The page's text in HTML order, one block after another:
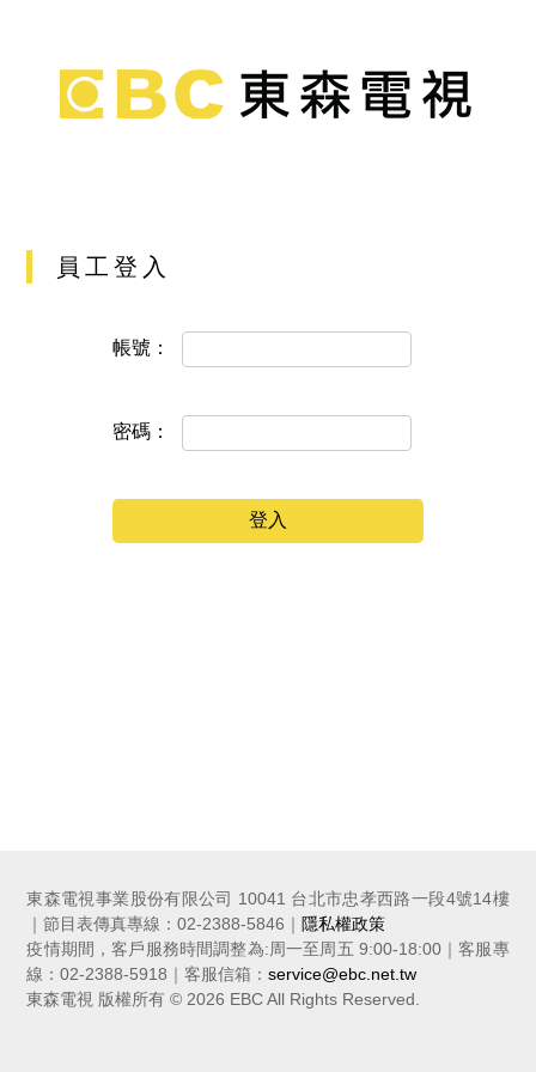
員工登入
帳號：
密碼：
登入
東森電視事業股份有限公司 10041 台北市忠孝西路一段4號14樓
｜節目表傳真專線：02-2388-5846｜ 隱私權政策
疫情期間，客戶服務時間調整為:周一至周五 9:00-18:00｜客服專
線：02-2388-5918｜客服信箱：service@ebc.net.tw
東森電視 版權所有 © 2026 EBC All Rights Reserved.